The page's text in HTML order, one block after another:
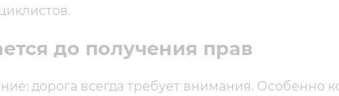
до получения прав
дорога всегда требует внимания. Особенно